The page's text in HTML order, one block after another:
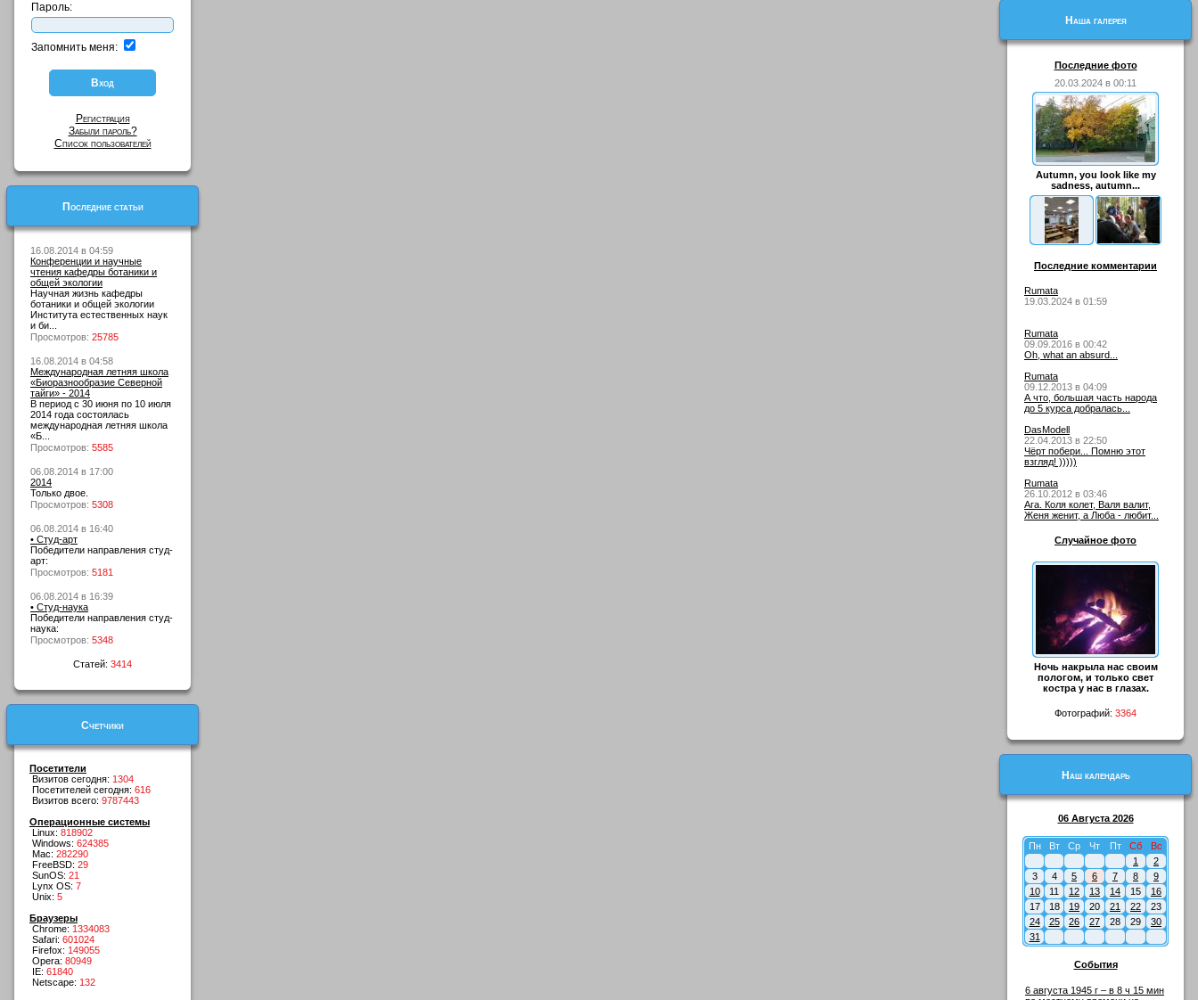
Пароль:
Запомнить меня:
Регистрация
Забыли пароль?
Список пользователей
Последние статьи
16.08.2014 в 04:59
Конференции и научные
чтения кафедры ботаники и
общей экологии
Научная жизнь кафедры
ботаники и общей экологии
Института естественных наук
и би...
Просмотров: 25785
16.08.2014 в 04:58
Международная летняя школа
«Биоразнообразие Северной
тайги» - 2014
В период с 30 июня по 10 июля
2014 года состоялась
международная летняя школа
«Б...
Просмотров: 5585
06.08.2014 в 17:00
2014
Только двое.
Просмотров: 5308
06.08.2014 в 16:40
• Студ-арт
Победители направления студ-
арт:
Просмотров: 5181
06.08.2014 в 16:39
• Студ-наука
Победители направления студ-
наука:
Просмотров: 5348
Статей: 3414
Счетчики
Посетители
Визитов сегодня: 1304
Посетителей сегодня: 616
Визитов всего: 9787443
Операционные системы
Linux: 818902
Windows: 624385
Mac: 282290
FreeBSD: 29
SunOS: 21
Lynx OS: 7
Unix: 5
Браузеры
Chrome: 1334083
Safari: 601024
Firefox: 149055
Opera: 80949
IE: 61840
Netscape: 132
Наша галерея
Последние фото
20.03.2024 в 00:11
Autumn, you look like my
sadness, autumn...
Последние комментарии
Rumata
19.03.2024 в 01:59
Rumata
09.09.2016 в 00:42
Oh, what an absurd...
Rumata
09.12.2013 в 04:09
А что, большая часть народа
до 5 курса добралась...
DasModell
22.04.2013 в 22:50
Чёрт побери... Помню этот
взгляд! )))))
Rumata
26.10.2012 в 03:46
Ага. Коля колет, Валя валит,
Женя женит, а Люба - любит...
Случайное фото
Ночь накрыла нас своим
пологом, и только свет
костра у нас в глазах.
Фотографий: 3364
Наш календарь
06 Августа 2026
Пн Вт Ср Чт Пт Сб
Вс
1
2
3
4 5 6 7 8
9
10
11 12 13 14 15
16
17
18 19 20 21 22
23
24
25 26 27 28 29
30
31
События
6 августа 1945 г – в 8 ч 15 мин